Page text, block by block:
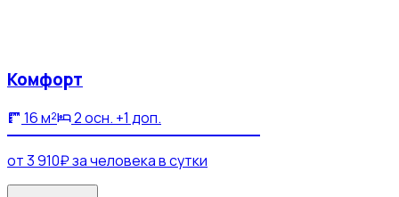
Комфорт
16 м² 2 осн. +1 доп.
от 3 910₽ за человека в сутки